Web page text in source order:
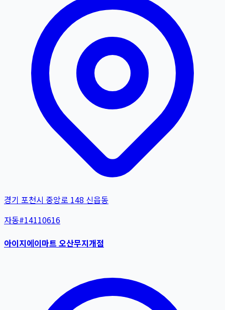
경기 포천시 중앙로 148 신읍동
자동#14110616
아이지에이마트 오산무지개점